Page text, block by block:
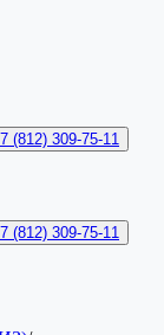
(812) 309-75-11
(812) 309-75-11